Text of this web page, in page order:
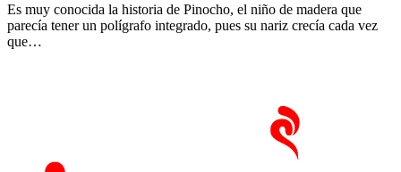
Es muy conocida la historia de Pinocho, el niño de madera que
parecía tener un polígrafo integrado, pues su nariz crecía cada vez
que…